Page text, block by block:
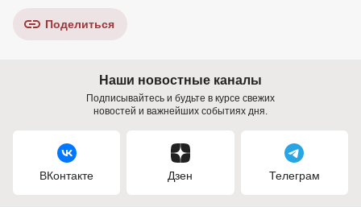
Поделиться
Наши новостные каналы
Подписывайтесь и будьте в курсе свежих
новостей и важнейших событиях дня.
ВКонтакте Дзен Телеграм